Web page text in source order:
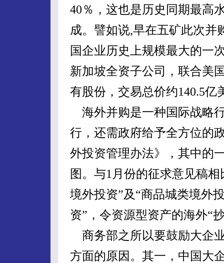
40％，这也是历史同期最高
成。譬如说,早在五矿此次并
国企业历史上规模最大的一
新加坡全资子公司，联合美
有股份，交易总价约140.5亿
海外并购是一种国际战略
行，还需政府给予全方位的
外投资管理办法》，其中的
图。与1月份的征求意见稿
境外投资”及“商品城类境外
资”，令资源型资产的海外“
商务部之所以要鼓励大企
方面的原因。其一，中国大